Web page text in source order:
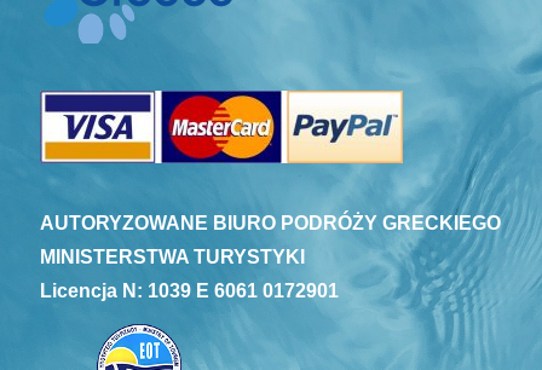
AUTORYZOWANE BIURO PODRÓŻY GRECKIEGO
MINISTERSTWA TURYSTYKI
Licencja N: 1039 E 6061 0172901